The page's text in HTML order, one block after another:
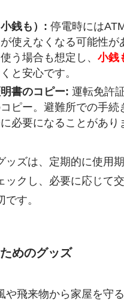
銭も）: 停電時には
使えなくなる可能性が
う場合も想定し、 小銭
と安心です。
書のコピー: 運転免許
ピー。避難所での手続
必要になることがあり
ッズは、定期的に使用
ックし、必要に応じて
です。
めのグッズ
や飛来物から家屋を守